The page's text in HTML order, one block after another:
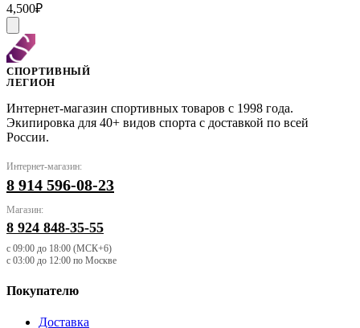
4,500₽
СПОРТИВНЫЙ
ЛЕГИОН
Интернет-магазин спортивных товаров с 1998 года.
Экипировка для 40+ видов спорта с доставкой по всей
России.
Интернет-магазин:
8 914 596-08-23
Магазин:
8 924 848-35-55
с 09:00 до 18:00 (МСК+6)
с 03:00 до 12:00 по Москве
Покупателю
Доставка